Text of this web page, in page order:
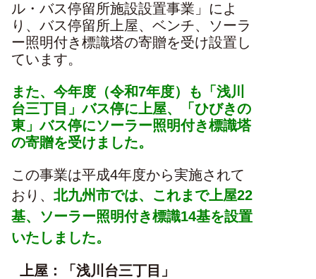
ル・バス停留所施設設置事業」によ
り、バス停留所上屋、ベンチ、ソーラ
ー照明付き標識塔の寄贈を受け設置し
ています。
また、今年度（令和7年度）も「浅川
台三丁目」バス停に上屋、「ひびきの
東」バス停にソーラー照明付き標識塔
の寄贈を受けました。
この事業は平成4年度から実施されて
おり、 北九州市では、これまで上屋22
基、ソーラー照明付き標識14基を設置
いたしました。
上屋：「浅川台三丁目」